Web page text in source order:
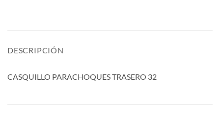
DESCRIPCIÓN
CASQUILLO PARACHOQUES TRASERO 32